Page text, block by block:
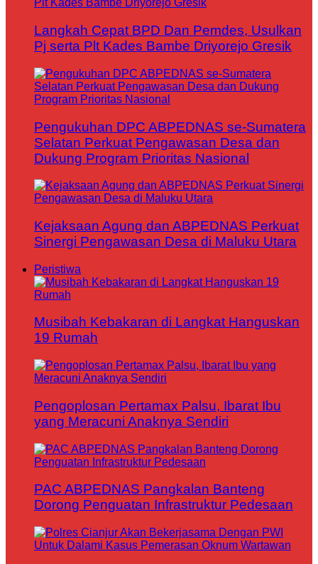
Langkah Cepat BPD Dan Pemdes, Usulkan
Pj serta Plt Kades Bambe Driyorejo Gresik
Pengukuhan DPC ABPEDNAS se-Sumatera
Selatan Perkuat Pengawasan Desa dan
Dukung Program Prioritas Nasional
Kejaksaan Agung dan ABPEDNAS Perkuat
Sinergi Pengawasan Desa di Maluku Utara
Peristiwa
Musibah Kebakaran di Langkat Hanguskan
19 Rumah
Pengoplosan Pertamax Palsu, Ibarat Ibu
yang Meracuni Anaknya Sendiri
PAC ABPEDNAS Pangkalan Banteng
Dorong Penguatan Infrastruktur Pedesaan